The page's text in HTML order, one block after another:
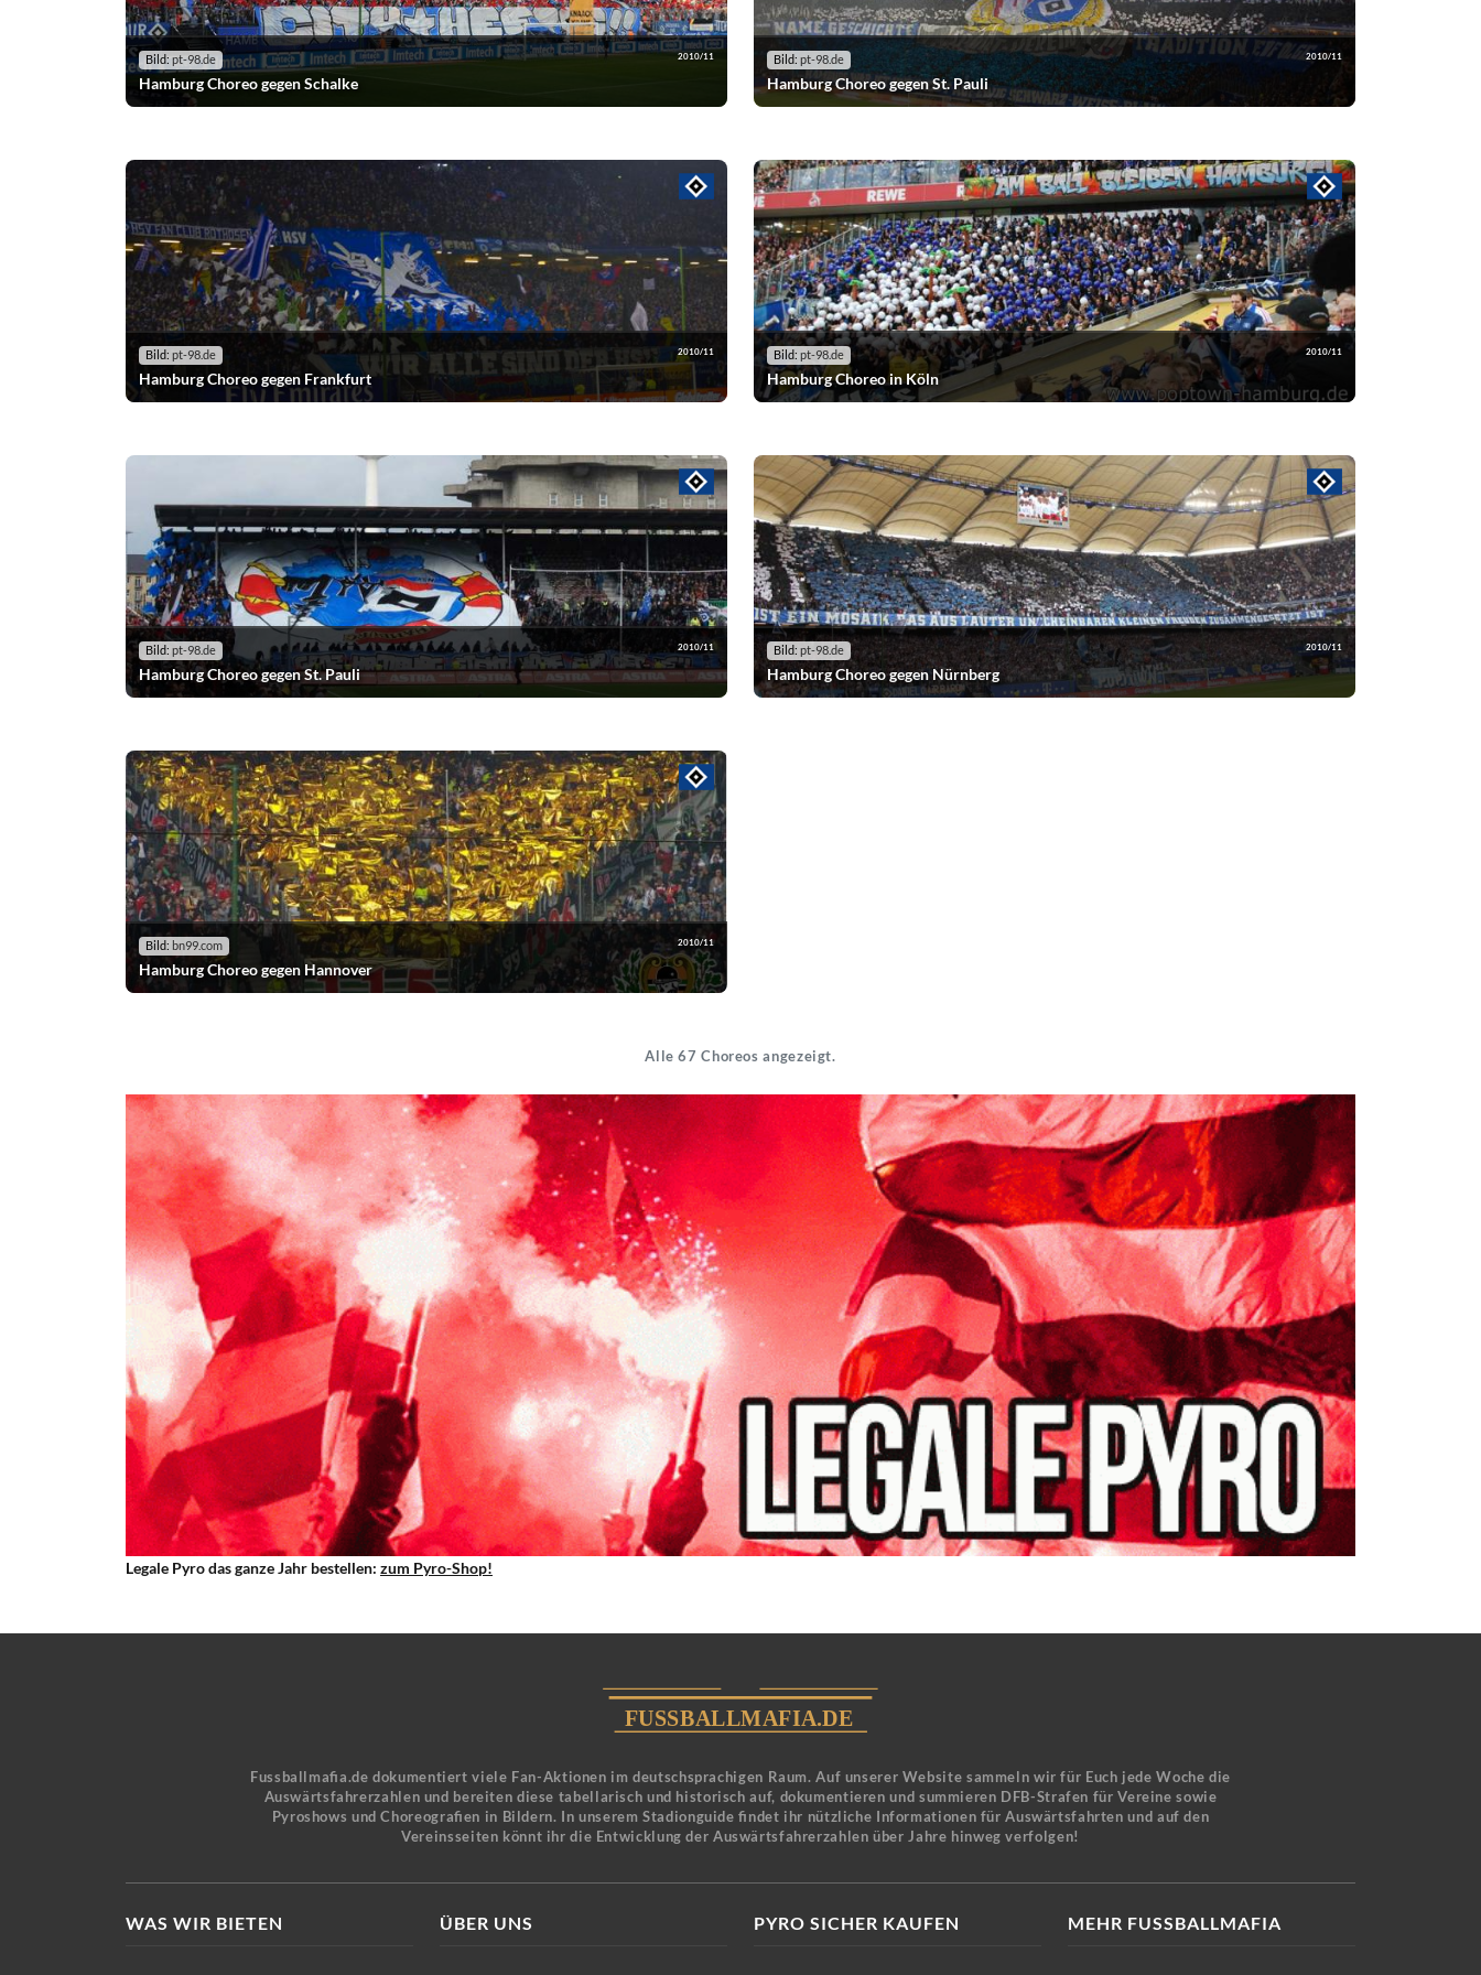
Bild: pt-98.de 2010/11
Hamburg Choreo gegen Schalke
Bild: pt-98.de 2010/11
Hamburg Choreo gegen St. Pauli
Bild: pt-98.de 2010/11
Hamburg Choreo gegen Frankfurt
Bild: pt-98.de 2010/11
Hamburg Choreo in Köln
Bild: pt-98.de 2010/11
Hamburg Choreo gegen St. Pauli
Bild: pt-98.de 2010/11
Hamburg Choreo gegen Nürnberg
Bild: bn99.com 2010/11
Hamburg Choreo gegen Hannover
Alle 67 Choreos angezeigt.
Legale Pyro das ganze Jahr bestellen: zum Pyro-Shop!
Fussballmafia.de dokumentiert viele Fan-Aktionen im deutschsprachigen Raum. Auf unserer Website sammeln wir für Euch jede Woche die
Auswärtsfahrerzahlen und bereiten diese tabellarisch und historisch auf, dokumentieren und summieren DFB-Strafen für Vereine sowie
Pyroshows und Choreografien in Bildern. In unserem Stadionguide findet ihr nützliche Informationen für Auswärtsfahrten und auf den
Vereinsseiten könnt ihr die Entwicklung der Auswärtsfahrerzahlen über Jahre hinweg verfolgen!
WAS WIR BIETEN ÜBER UNS PYRO SICHER KAUFEN MEHR FUSSBALLMAFIA